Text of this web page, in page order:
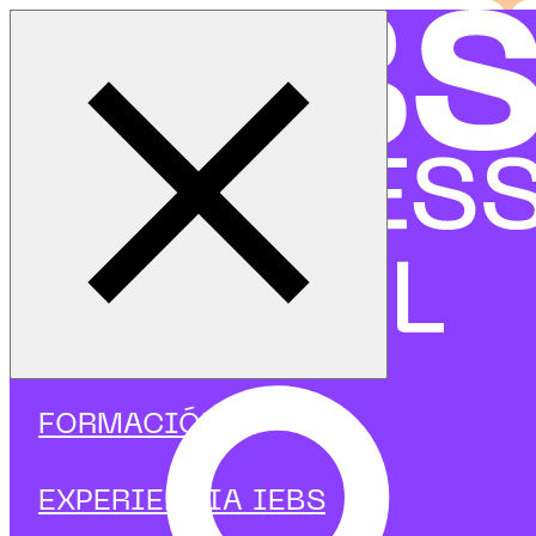
FORMACIÓN
EXPERIENCIA IEBS
Inicio
Programas
Big data & IA
Curso de introducción a Data Driven con IA generativa